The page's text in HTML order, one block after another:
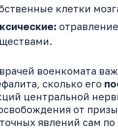
клетки
военкомата
сколько его
центральной
от
явлений сам